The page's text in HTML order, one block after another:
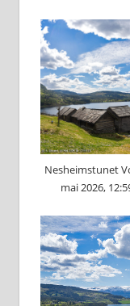
Nesheimstunet
mai 2026,